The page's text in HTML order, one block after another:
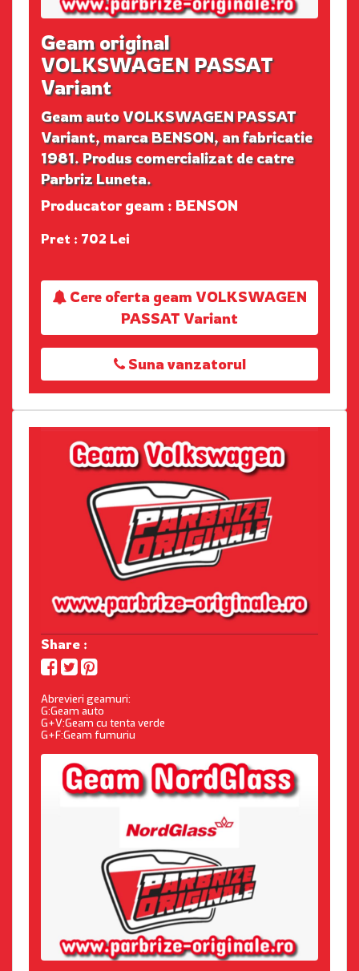
Geam original
VOLKSWAGEN PASSAT
Variant
Geam auto VOLKSWAGEN PASSAT
Variant, marca BENSON, an fabricatie
1981. Produs comercializat de catre
Parbriz Luneta.
Producator geam : BENSON
Pret : 702 Lei
Cere oferta geam VOLKSWAGEN
PASSAT Variant
Suna vanzatorul
Share :
Abrevieri geamuri:
G:Geam auto
G+V:Geam cu tenta verde
G+F:Geam fumuriu